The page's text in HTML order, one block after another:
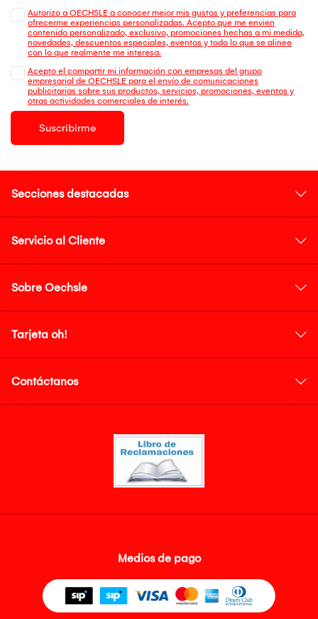
Autorizo a OECHSLE a conocer mejor mis gustos y preferencias para
ofrecerme experiencias personalizadas. Acepto que me envien
contenido personalizado, exclusivo, promociones hechas a mi medida,
novedades, descuentos especiales, eventos y todo lo que se alinee
con lo que realmente me interesa.
Acepto el compartir mi información con empresas del grupo
empresarial de OECHSLE para el envío de comunicaciones
publicitarias sobre sus productos, servicios, promociones, eventos y
otras actividades comerciales de interés.
Suscribirme
Secciones destacadas
Servicio al Cliente
Sobre Oechsle
Tarjeta oh!
Contáctanos
Medios de pago